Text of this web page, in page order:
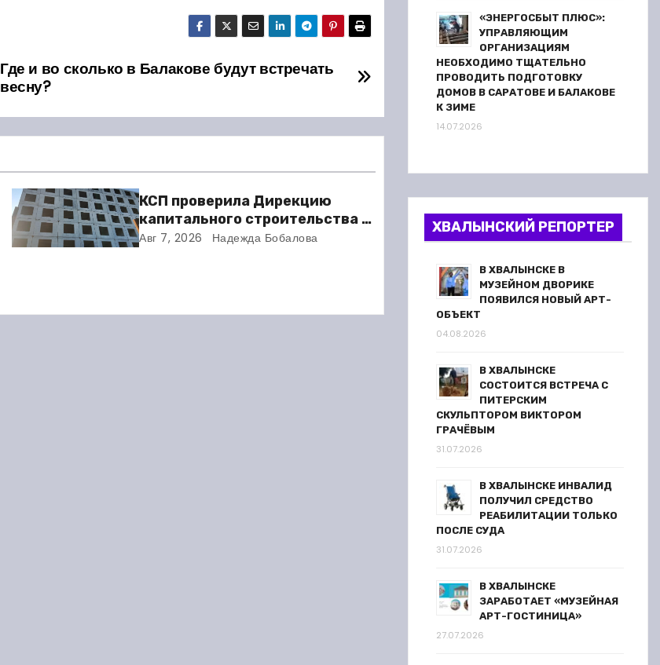
Где и во сколько в Балакове будут встречать
весну?
КСП проверила Дирекцию
капитального строительства в
Балакове и нашла множество
Авг 7, 2026 Надежда Бобалова
«ЭНЕРГОСБЫТ ПЛЮС»:
УПРАВЛЯЮЩИМ
ОРГАНИЗАЦИЯМ
НЕОБХОДИМО ТЩАТЕЛЬНО
ПРОВОДИТЬ ПОДГОТОВКУ
ДОМОВ В САРАТОВЕ И БАЛАКОВЕ
К ЗИМЕ
14.07.2026
ХВАЛЫНСКИЙ РЕПОРТЕР
В ХВАЛЫНСКЕ В
МУЗЕЙНОМ ДВОРИКЕ
ПОЯВИЛСЯ НОВЫЙ АРТ-
ОБЪЕКТ
04.08.2026
В ХВАЛЫНСКЕ
СОСТОИТСЯ ВСТРЕЧА С
ПИТЕРСКИМ
СКУЛЬПТОРОМ ВИКТОРОМ
ГРАЧЁВЫМ
31.07.2026
В ХВАЛЫНСКЕ ИНВАЛИД
ПОЛУЧИЛ СРЕДСТВО
РЕАБИЛИТАЦИИ ТОЛЬКО
ПОСЛЕ СУДА
31.07.2026
В ХВАЛЫНСКЕ
ЗАРАБОТАЕТ «МУЗЕЙНАЯ
АРТ-ГОСТИНИЦА»
27.07.2026